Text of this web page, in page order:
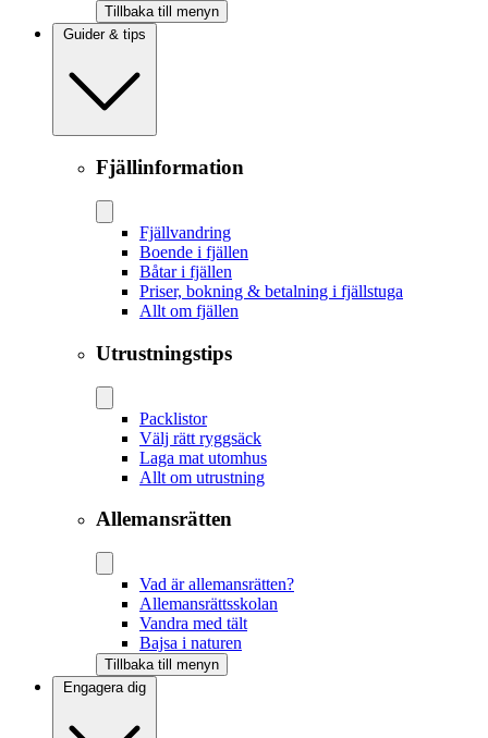
Tillbaka till menyn
Guider & tips
Fjällinformation
Fjällvandring
Boende i fjällen
Båtar i fjällen
Priser, bokning & betalning i fjällstuga
Allt om fjällen
Utrustningstips
Packlistor
Välj rätt ryggsäck
Laga mat utomhus
Allt om utrustning
Allemansrätten
Vad är allemansrätten?
Allemansrättsskolan
Vandra med tält
Bajsa i naturen
Tillbaka till menyn
Engagera dig